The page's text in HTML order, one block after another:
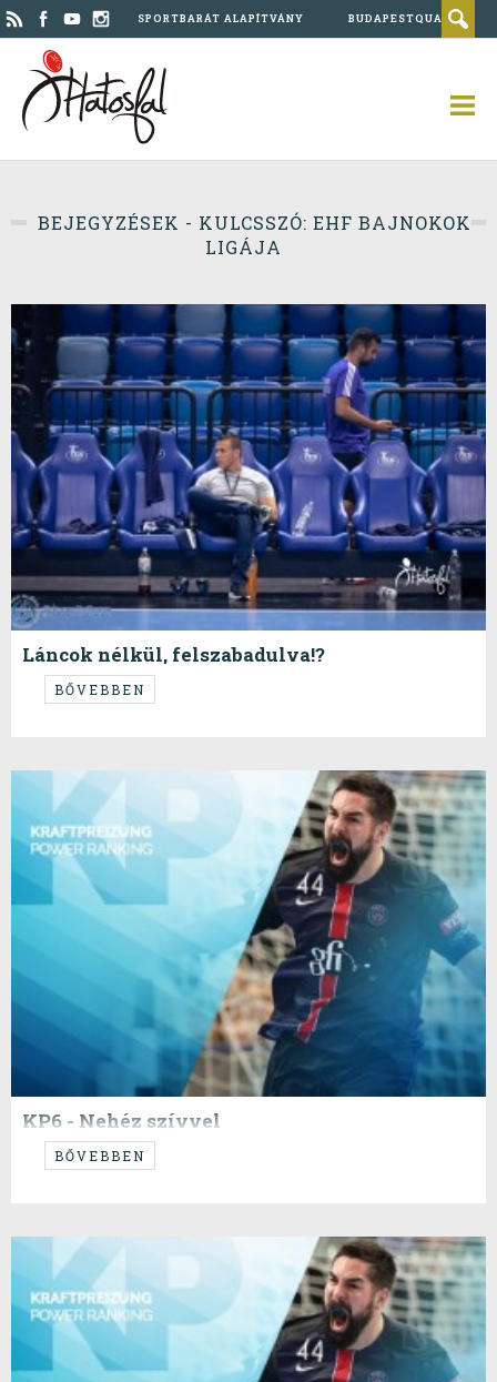
SPORTBARÁT ALAPÍTVÁNY BUDAPESTQUAD
BEJEGYZÉSEK - KULCSSZÓ: EHF BAJNOKOK
LIGÁJA
Láncok nélkül, felszabadulva!?
avagy Kárpáti Krisztián esélye
BŐVEBBEN
KP6 - Nehéz szívvel
...indulok Plockba, de megyek...!
BŐVEBBEN